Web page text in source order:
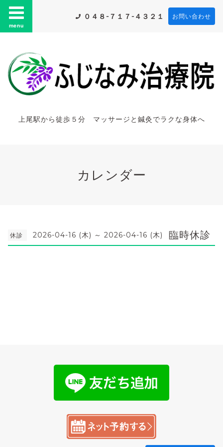
menu
０４８-７１７-４３２１ お問い合わせ
上尾駅から徒歩５分 マッサージと鍼灸でラクな身体へ
カレンダー
休診 2026-04-16 (木) ～ 2026-04-16 (木) 臨時休診